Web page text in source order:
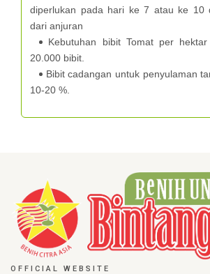
diperlukan pada hari ke 7 atau ke 10
dari anjuran
Kebutuhan bibit Tomat per
20.000 bibit.
Bibit cadangan untuk penyulaman
10-20 %.
OFFICIAL WEBSITE